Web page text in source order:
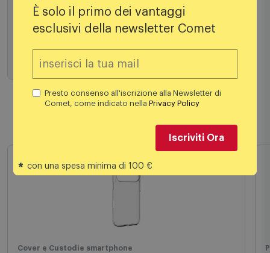
PREZZO CONSIGLIATO199,00 €
Aggiungi al carrello
Prodotti simili
Cover e Custodie smartphone
È solo il primo dei vantaggi
esclusivi della newsletter Comet
Presto consenso all'iscrizione alla Newsletter di
Comet, come indicato nellaPrivacy Policy
Iscriviti Ora
* con una spesa minima di 100 €